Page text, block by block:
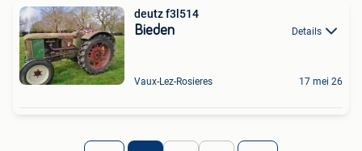
deutz f3l514
Bieden Details
Vaux-Lez-Rosieres 17 mei 26